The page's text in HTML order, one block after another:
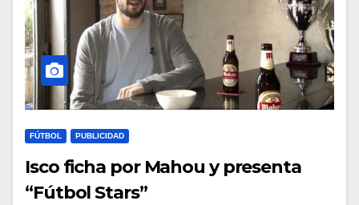
FÚTBOL PUBLICIDAD
Isco ficha por Mahou y presenta
“Fútbol Stars”